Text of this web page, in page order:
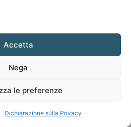
Accetta
Nega
le preferenze
Dichiarazione sulla Privacy